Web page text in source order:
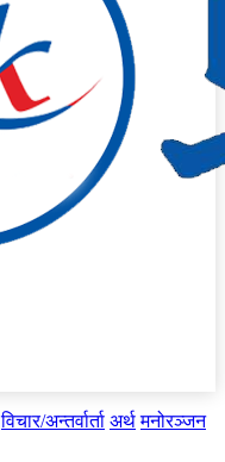
विचार/अन्तर्वार्ता अर्थ मनोरञ्जन